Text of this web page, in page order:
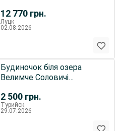
12 770 грн.
Луцк
02.08.2026
2 500 грн.
Будиночок біля озера
Велимче Соловичі
Турийск
29.07.2026